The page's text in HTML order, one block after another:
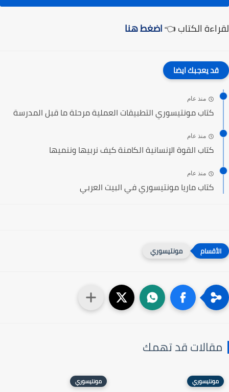
لقراءة الكتاب 👈اضغط هنا
قد يعجبك ايضا
منذ عام
كتاب مونتيسوري التطبيقات العملية مرحلة ما قبل المدرسة
منذ عام
كتاب القوة الإنسانية الكامنة كيف نربيها وننميها
منذ عام
كتاب ماريا مونتيسوري في البيت العربي
مونتيسوري
مقالات قد تهمك
مونتيسوري مونتيسوري